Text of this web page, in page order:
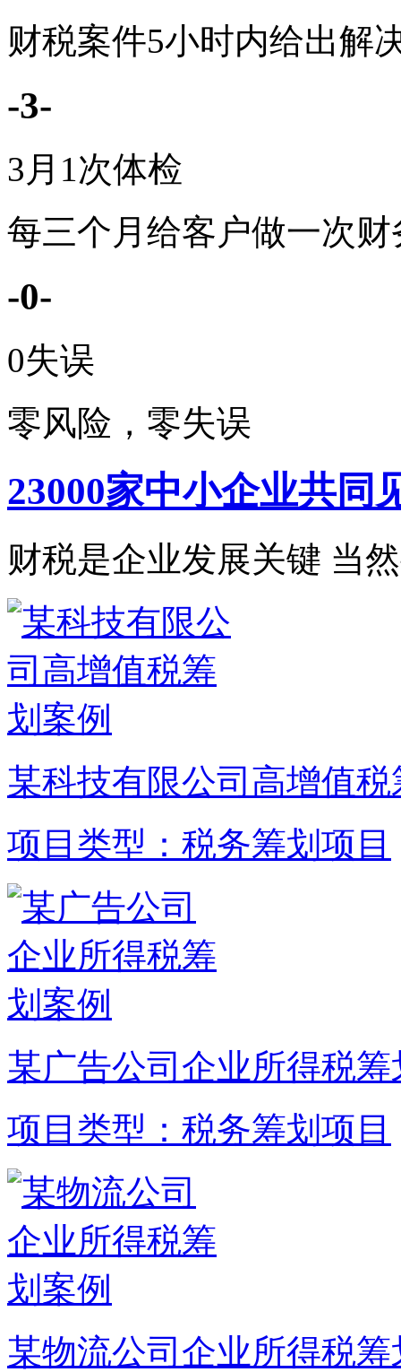
财税案件5小时内给出解
-3-
3月1次体检
每三个月给客户做一次财
-0-
0失误
零风险，零失误
23000家中小企业共同
财税是企业发展关键 当
某科技有限公司高增值
项目类型：税务筹划项目
某广告公司企业所得税筹
项目类型：税务筹划项目
某物流公司企业所得税筹